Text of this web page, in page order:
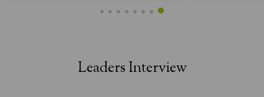
Leaders Interview